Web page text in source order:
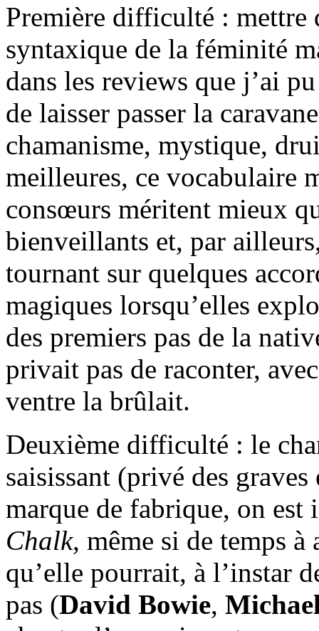
Première difficulté : mettre
syntaxique de la féminité
dans les reviews que j’ai
de laisser passer la
chamanisme, mystique,
meilleures, ce vocabulaire
consœurs méritent mieux
bienveillants et, par
tournant sur quelques
magiques lorsqu’elles
des premiers pas de la
privait pas de raconter,
ventre la brûlait.
Deuxième difficulté : le
saisissant (privé des
marque de fabrique, on
Chalk, même si de temps
qu’elle pourrait, à l’instar
pas (David Bowie,